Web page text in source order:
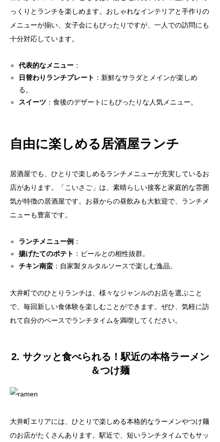
っくりとランチを楽しめます。おしゃれなインテリアと手作りの
メニューが揃い、女子会にもぴったりですが、一人での訪問にも
十分対応しています。
代表的なメニュー ：
日替わりランチプレート ：新鮮なサラダとメインが楽しめ
る。
スイーツ ：食後のデザートにもぴったりな人気メニュー。
自由に楽しめる居酒屋ランチ
居酒屋でも、ひとりで楽しめるランチメニューが充実しているお
店があります。「こいさご」は、素晴らしい接客と家庭的な雰囲
気が特徴の居酒屋です。お昼からの昼飲みも大歓迎で、ランチメ
ニューも豊富です。
ランチメニュー例 ：
揚げたてのポテト ：ビールとの相性抜群。
チキン南蛮 ：自家製タルタルソースで楽しむ逸品。
大井町でのひとりランチは、様々なジャンルのお店を選ぶこと
で、毎回新しい食体験を楽しむことができます。ぜひ、気軽に訪
れて自分のペースでランチタイムを満喫してください。
2. サクッと食べられる！駅近の本格ラーメン
＆つけ麺
大井町エリアには、ひとりで楽しめる本格的なラーメンやつけ麺
のお店がたくさんあります。駅近で、短いランチタイムでもサッ